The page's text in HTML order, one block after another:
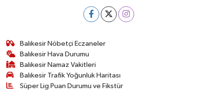
Balıkesir Nöbetçi Eczaneler
Balıkesir Hava Durumu
Balıkesir Namaz Vakitleri
Balıkesir Trafik Yoğunluk Haritası
Süper Lig Puan Durumu ve Fikstür